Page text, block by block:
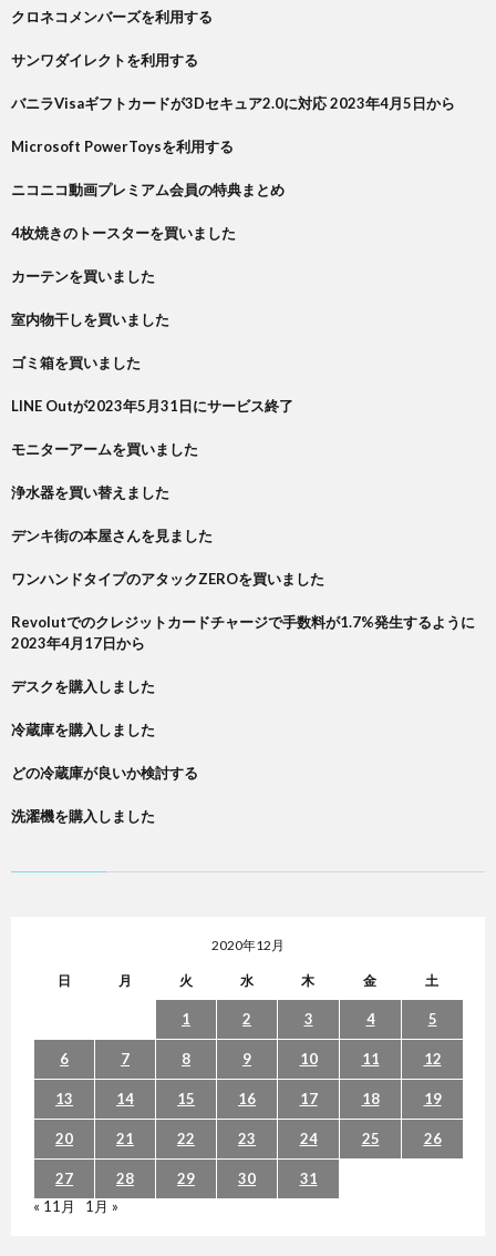
クロネコメンバーズを利用する
サンワダイレクトを利用する
バニラVisaギフトカードが3Dセキュア2.0に対応 2023年4月5日から
Microsoft PowerToysを利用する
ニコニコ動画プレミアム会員の特典まとめ
4枚焼きのトースターを買いました
カーテンを買いました
室内物干しを買いました
ゴミ箱を買いました
LINE Outが2023年5月31日にサービス終了
モニターアームを買いました
浄水器を買い替えました
デンキ街の本屋さんを見ました
ワンハンドタイプのアタックZEROを買いました
Revolutでのクレジットカードチャージで手数料が1.7%発生するように
2023年4月17日から
デスクを購入しました
冷蔵庫を購入しました
どの冷蔵庫が良いか検討する
洗濯機を購入しました
2020年12月
日 月 火 水 木 金 土
1 2 3 4 5
6 7 8 9 10 11 12
13 14 15 16 17 18 19
20 21 22 23 24 25 26
27 28 29 30
31
« 11月
1月 »